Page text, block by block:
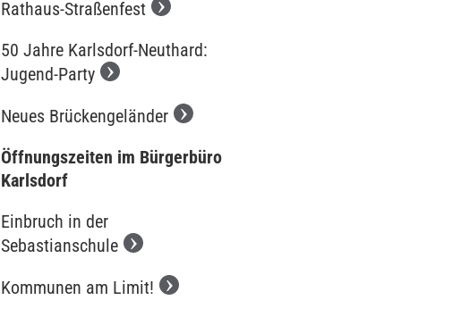
Rathaus-Straßenfest
50 Jahre Karlsdorf-Neuthard:
Jugend-Party
Neues Brückengeländer
Öffnungszeiten im Bürgerbüro
Karlsdorf
Einbruch in der
Sebastianschule
Kommunen am Limit!